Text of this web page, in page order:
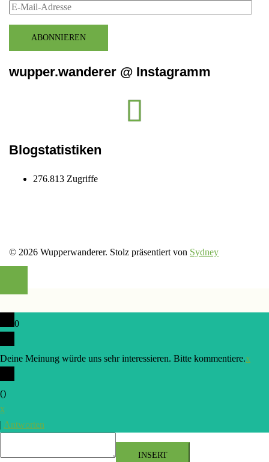
E-
AdresseABONNIEREN
wupper.wanderer @ Instagramm
Blogstatistiken
276.813 Zugriffe
© 2026 Wupperwanderer. Stolz präsentiert von Sydney
0
Deine Meinung würde uns sehr interessieren. Bitte kommentiere.x
()
x
| Antworten
INSERT